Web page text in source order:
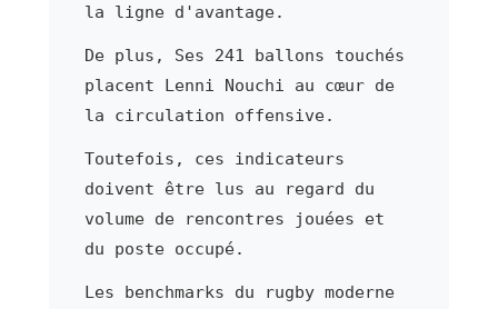
la ligne d'avantage.
De plus, Ses 241 ballons touchés
placent Lenni Nouchi au cœur de
la circulation offensive.
Toutefois, ces indicateurs
doivent être lus au regard du
volume de rencontres jouées et
du poste occupé.
Les benchmarks du rugby moderne